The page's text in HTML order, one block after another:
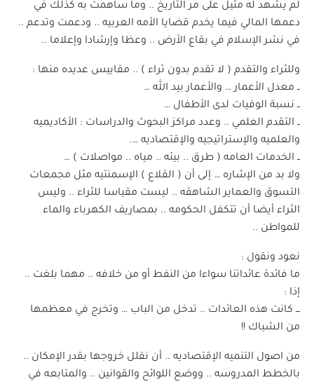
لم يشهد له مثيل على مر التاريخ .. وما ساهمت به كذلك في
دعمها المالي فيما يخدم قضايا الأمه العربيه .. ودعمت وتدعم ..
في نشر الإسلام في بقاع الأرض .. وعظا وإرشادا وإعلاما ..
وللثراء والتقدم ( لا تقدم بدون ثراء ) .. مقاييس عديده منها :
ــ معدل الأعمار … والأعمار بيد الله …
ــ نسبة الوفيات لدى الأطفال …
ــ التقدم العلمي .. وعدد مراكز البحوث والدراسات : الأكاديميه
والعلميه والإستراتيجيه والإقتصاديه ….
ــ الخدمات العامه ( طرق .. بيئه .. مياه .. مواصلات ) …
ولا بد من الإشاره … إلى أن ( القلاع ) الإسمنتيه مثل مجمعات
التسوق والعماير الشاهقه .. ليست مقياسا للثراء .. وليس
الثراء أيضا أن تتكفل الحكومه .. بمصاريف الكهرباء والماء
للمواطن ..
نعود ونقول :
ما فائدة عائداتنا سواءا من النفط أو من خلافه .. مهما بلغت ..
إذا :
ـــ كانت هذه العائدات .. تدخل من الباب … وتخرج في معظمها
من الشباك !!
من اصول التنميه الإقتصاديه .. أن نقلل خروجها بقدر الإمكان ..
بالخطط المدروسه .. ووضع اللوائح والقوانين .. والمتابعه في